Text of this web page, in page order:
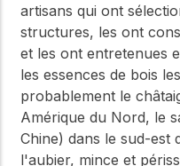
artisans qui ont
structures, les ont
et les ont entretenues
les essences de bois
probablement le
Amérique du Nord, le
Chine) dans le sud-est
l'aubier, mince et